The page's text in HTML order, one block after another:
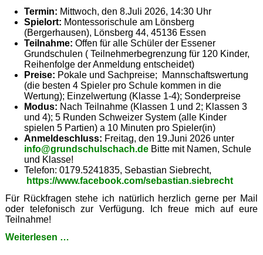
Termin: Mittwoch, den 8.Juli 2026, 14:30 Uhr
Spielort: Montessorischule am Lönsberg
(Bergerhausen), Lönsberg 44, 45136 Essen
Teilnahme: Offen für alle Schüler der Essener
Grundschulen ( Teilnehmerbegrenzung für 120 Kinder,
Reihenfolge der Anmeldung entscheidet)
Preise: Pokale und Sachpreise; Mannschaftswertung
(die besten 4 Spieler pro Schule kommen in die
Wertung); Einzelwertung (Klasse 1-4); Sonderpreise
Modus: Nach Teilnahme (Klassen 1 und 2; Klassen 3
und 4); 5 Runden Schweizer System (alle Kinder
spielen 5 Partien) a 10 Minuten pro Spieler(in)
Anmeldeschluss: Freitag, den 19.Juni 2026 unter
info@grundschulschach.deBitte mit Namen, Schule
und Klasse!
Telefon: 0179.5241835, Sebastian Siebrecht,
https://www.facebook.com/sebastian.siebrecht
Für Rückfragen stehe ich natürlich herzlich gerne per Mail
oder telefonisch zur Verfügung. Ich freue mich auf eure
Teilnahme!
Weiterlesen …